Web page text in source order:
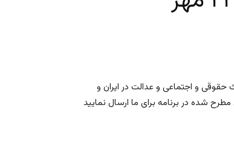
و اجتماعی و عدالت در ایران و